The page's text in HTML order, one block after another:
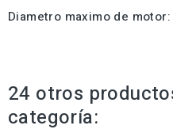
Diametro maximo de motor:
24 otros
categoría: